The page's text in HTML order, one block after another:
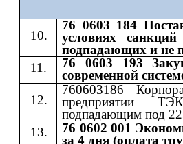
76 0603 184
условиях
подпадающих и не
76 0603 193
современной
760603186
предприятии
подпадающим под
76 0602 001
за 4 дня (оплата